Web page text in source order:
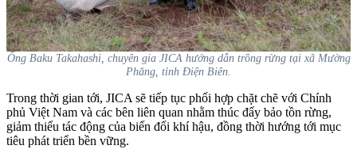
Ông Baku Takahashi, chuyên gia JICA hướng dẫn trồng rừng tại xã Mường
Phăng, tỉnh Điện Biên.
Trong thời gian tới, JICA sẽ tiếp tục phối hợp chặt chẽ với Chính
phủ Việt Nam và các bên liên quan nhằm thúc đẩy bảo tồn rừng,
giảm thiểu tác động của biến đổi khí hậu, đồng thời hướng tới mục
tiêu phát triển bền vững.